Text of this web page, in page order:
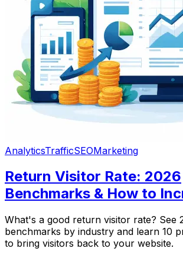
AnalyticsTrafficSEOMarketing
Return Visitor Rate: 2026
Benchmarks & How to
What's a good return visitor rate? See
benchmarks by industry and learn 10
to bring visitors back to your website.